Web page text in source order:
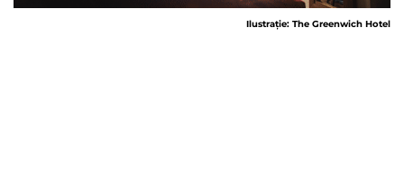
Ilustrație: The Greenwich Hotel